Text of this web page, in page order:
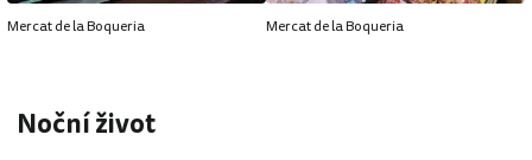
Mercat de la Boqueria Mercat de la Boqueria
Noční život